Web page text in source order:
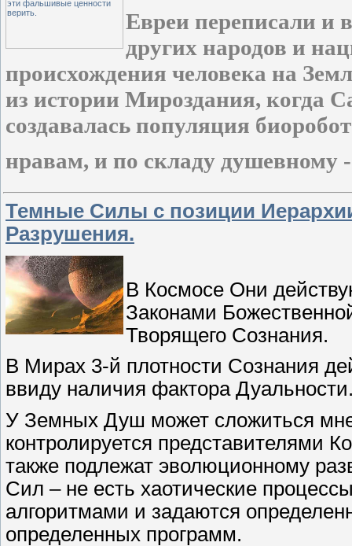
Евреи переписали и
других народов и
происхождения человека на
из истории Мироздания, когда
создавалась популяция
нравам, и по складу душевному
Темные Силы с позиции
Разрушения.
В Космосе Они
Законами
Творящего Сознания.
В Мирах 3-й плотности Сознания
ввиду наличия фактора
У Земных Душ может сложиться
контролируется представителями
также подлежат эволюционному
Сил – не есть хаотические
алгоритмами и задаются
определенных программ.